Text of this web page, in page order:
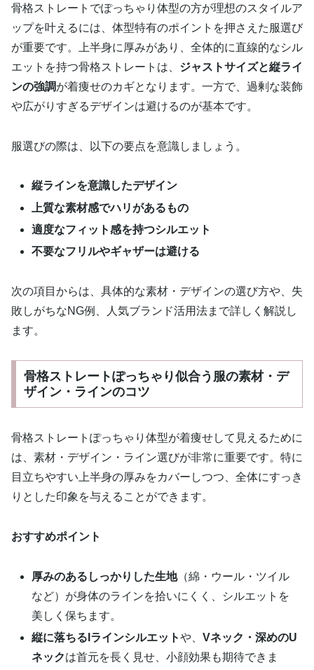
骨格ストレートでぽっちゃり体型の方が理想のスタイルア
ップを叶えるには、体型特有のポイントを押さえた服選び
が重要です。上半身に厚みがあり、全体的に直線的なシル
エットを持つ骨格ストレートは、 ジャストサイズと縦ライ
ンの強調が着痩せのカギとなります。一方で、過剰な装飾
や広がりすぎるデザインは避けるのが基本です。
服選びの際は、以下の要点を意識しましょう。
縦ラインを意識したデザイン
上質な素材感でハリがあるもの
適度なフィット感を持つシルエット
不要なフリルやギャザーは避ける
次の項目からは、具体的な素材・デザインの選び方や、失
敗しがちなNG例、人気ブランド活用法まで詳しく解説し
ます。
骨格ストレートぽっちゃり似合う服の素材・デ
ザイン・ラインのコツ
骨格ストレートぽっちゃり体型が着痩せして見えるために
は、素材・デザイン・ライン選びが非常に重要です。特に
目立ちやすい上半身の厚みをカバーしつつ、全体にすっき
りとした印象を与えることができます。
おすすめポイント
厚みのあるしっかりした生地（綿・ウール・ツイル
など）が身体のラインを拾いにくく、シルエットを
美しく保ちます。
縦に落ちるIラインシルエットや、Vネック・深めのU
ネックは首元を長く見せ、小顔効果も期待できま